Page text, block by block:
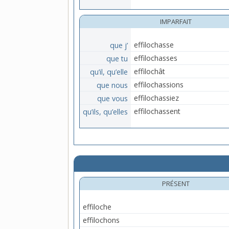
IMPARFAIT
que j’
effilochasse
que tu
effilochasses
qu’il, qu’elle
effilochât
que nous
effilochassions
que vous
effilochassiez
qu’ils, qu’elles
effilochassent
PRÉSENT
effiloche
effilochons